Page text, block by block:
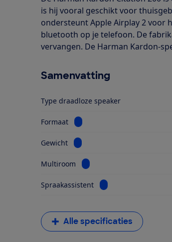
is hij vooral geschikt voor
ondersteunt Apple Airplay 2 voor
bluetooth op je telefoon. De
vervangen. De Harman Kardon-
Samenvatting
Type draadloze speaker
Formaat Bekijk informatie voor Formaat
Gewicht Bekijk informatie voor Gewicht
Multiroom Bekijk informatie voor
Spraakassistent Bekijk informatie
Alle specificaties